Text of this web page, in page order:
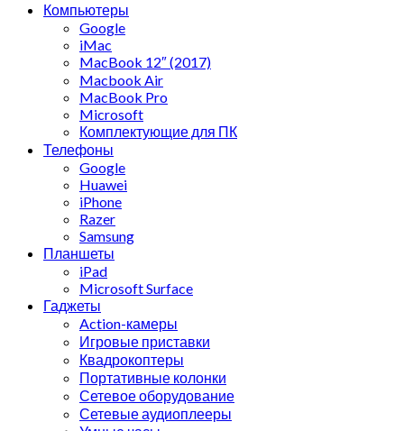
Компьютеры
Google
iMac
MacBook 12″ (2017)
Macbook Air
MacBook Pro
Microsoft
Комплектующие для ПК
Телефоны
Google
Huawei
iPhone
Razer
Samsung
Планшеты
iPad
Microsoft Surface
Гаджеты
Action-камеры
Игровые приставки
Квадрокоптеры
Портативные колонки
Сетевое оборудование
Сетевые аудиоплееры